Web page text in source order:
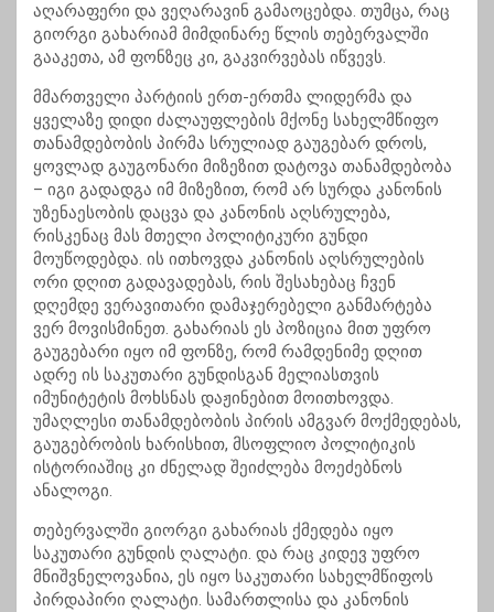
აღარაფერი და ვეღარავინ გამაოცებდა. თუმცა, რაც
გიორგი გახარიამ მიმდინარე წლის თებერვალში
გააკეთა, ამ ფონზეც კი, გაკვირვებას იწვევს.
მმართველი პარტიის ერთ-ერთმა ლიდერმა და
ყველაზე დიდი ძალაუფლების მქონე სახელმწიფო
თანამდებობის პირმა სრულიად გაუგებარ დროს,
ყოვლად გაუგონარი მიზეზით დატოვა თანამდებობა
– იგი გადადგა იმ მიზეზით, რომ არ სურდა კანონის
უზენაესობის დაცვა და კანონის აღსრულება,
რისკენაც მას მთელი პოლიტიკური გუნდი
მოუწოდებდა. ის ითხოვდა კანონის აღსრულების
ორი დღით გადავადებას, რის შესახებაც ჩვენ
დღემდე ვერავითარი დამაჯერებელი განმარტება
ვერ მოვისმინეთ. გახარიას ეს პოზიცია მით უფრო
გაუგებარი იყო იმ ფონზე, რომ რამდენიმე დღით
ადრე ის საკუთარი გუნდისგან მელიასთვის
იმუნიტეტის მოხსნას დაჟინებით მოითხოვდა.
უმაღლესი თანამდებობის პირის ამგვარ მოქმედებას,
გაუგებრობის ხარისხით, მსოფლიო პოლიტიკის
ისტორიაშიც კი ძნელად შეიძლება მოეძებნოს
ანალოგი.
თებერვალში გიორგი გახარიას ქმედება იყო
საკუთარი გუნდის ღალატი. და რაც კიდევ უფრო
მნიშვნელოვანია, ეს იყო საკუთარი სახელმწიფოს
პირდაპირი ღალატი. სამართლისა და კანონის